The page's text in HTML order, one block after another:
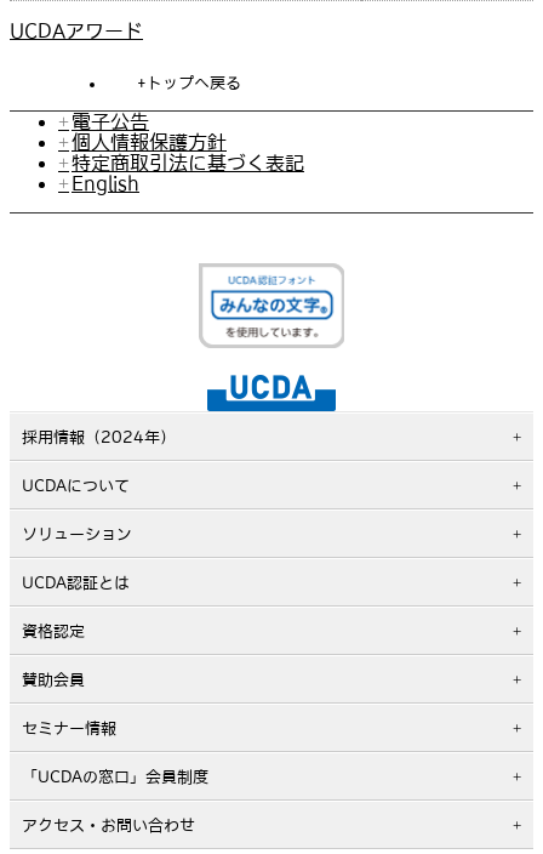
UCDAアワード
トップへ戻る
電子公告
個人情報保護方針
特定商取引法に基づく表記
English
採用情報（2024年）
UCDAについて
ソリューション
UCDA認証とは
資格認定
賛助会員
セミナー情報
「UCDAの窓口」会員制度
アクセス・お問い合わせ